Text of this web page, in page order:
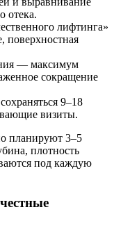
отека.
лифтинга»
поверхностная
— максимум
сокращение
9–18
визиты.
планируют 3–5
плотность
под каждую